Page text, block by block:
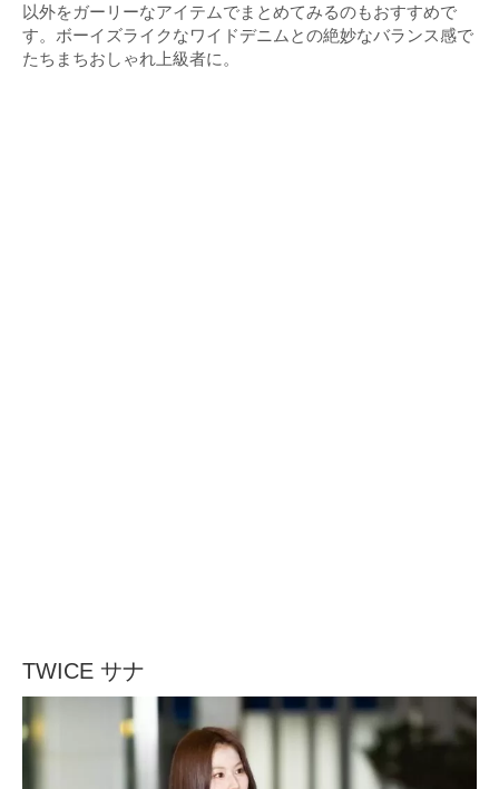
以外をガーリーなアイテムでまとめてみるのもおすすめで
す。ボーイズライクなワイドデニムとの絶妙なバランス感で
たちまちおしゃれ上級者に。
TWICE サナ